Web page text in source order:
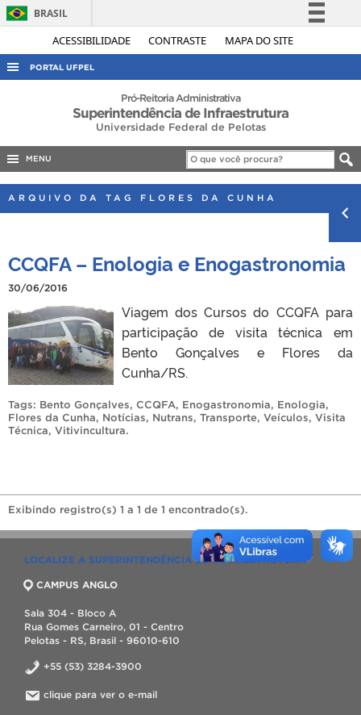
ACESSIBILIDADE CONTRASTE MAPA DO SITE
BRASIL
Simplifique!
Acesso à informação
Canais
PORTAL UFPEL
ACESSO À INFORMAÇÃO
OUVIDORIA
PORTARIAS
TELEFONES
Pró-Reitoria Administrativa
Superintendência de Infraestrutura
Universidade Federal de Pelotas
MENU
ARQUIVO DA TAG FLORES DA CUNHA
CCQFA – Enologia e Enogastronomia
30/06/2016
Viagem dos Cursos do CCQFA para
participação de visita técnica em
Bento Gonçalves e Flores da
Cunha/RS.
Tags: Bento Gonçalves, CCQFA, Enogastronomia, Enologia,
Flores da Cunha, Notícias, Nutrans, Transporte, Veículos, Visita
Técnica, Vitivincultura.
Exibindo registro(s) 1 a 1 de 1 encontrado(s).
LOCALIZE A SUPERINTENDÊNCIA DE INFRAESTRUTURA
CAMPUS ANGLO
Sala 304 - Bloco A
Rua Gomes Carneiro, 01 - Centro
Pelotas - RS, Brasil - 96010-610
+55 (53) 3284-3900
clique para ver o e-mail